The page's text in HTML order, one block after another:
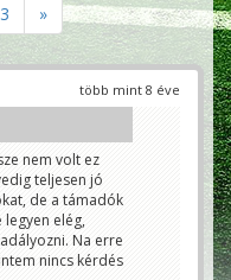
3 »
több mint 8 éve
nem volt ez
teljesen jó
de a támadók
legyen elég,
Na erre
nincs kérdés